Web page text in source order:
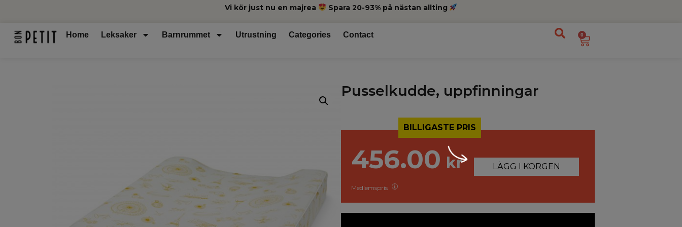
Vi kör just nu en majrea Spara 20-93% på nästan allting
Home Leksaker Barnrummet Utrustning Categories Contact 0
Pusselkudde, uppfinningar
BILLIGASTE PRIS
456.00 kr
Medlemspris
LÄGG I KORGEN